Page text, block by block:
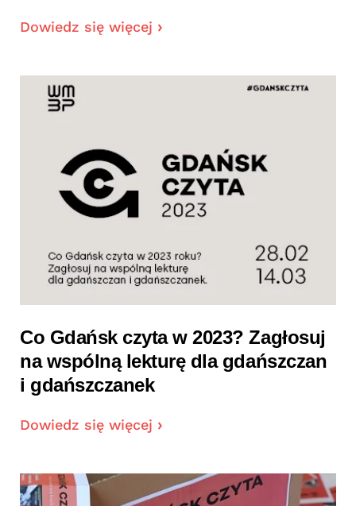
Dowiedz się więcej
Co Gdańsk czyta w 2023? Zagłosuj
na wspólną lekturę dla gdańszczan
i gdańszczanek
Dowiedz się więcej